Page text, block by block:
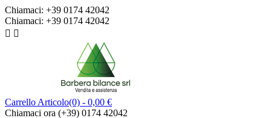
Chiamaci: +39 0174 42042
Chiamaci: +39 0174 42042
 
Carrello Articolo(0) - 0,00 €
Chiamaci ora (+39) 0174 42042